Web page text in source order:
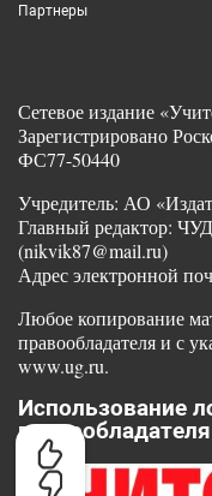
Партнеры
Сетевое издание
Зарегистрировано
ФС77-50440
Учредитель: АО
Главный редактор:
(nikvik87@mail.ru)
Адрес электронной
Любое копирование
правообладателя и с
www.ug.ru.
Использование